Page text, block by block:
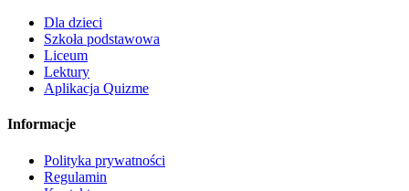
Dla dzieci
Szkoła podstawowa
Liceum
Lektury
Aplikacja Quizme
Informacje
Polityka prywatności
Regulamin